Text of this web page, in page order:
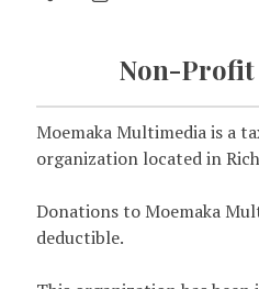
Non-Profit
Moemaka Multimedia is a
organization located in
Donations to Moemaka
deductible.